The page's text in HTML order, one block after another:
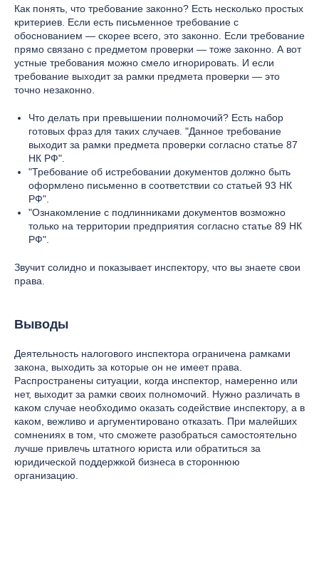
Как понять, что требование законно? Есть несколько простых
критериев. Если есть письменное требование с
обоснованием — скорее всего, это законно. Если требование
прямо связано с предметом проверки — тоже законно. А вот
устные требования можно смело игнорировать. И если
требование выходит за рамки предмета проверки — это
точно незаконно.
Что делать при превышении полномочий? Есть набор
готовых фраз для таких случаев. "Данное требование
выходит за рамки предмета проверки согласно статье 87
НК РФ".
"Требование об истребовании документов должно быть
оформлено письменно в соответствии со статьей 93 НК
РФ".
"Ознакомление с подлинниками документов возможно
только на территории предприятия согласно статье 89 НК
РФ".
Звучит солидно и показывает инспектору, что вы знаете свои
права.
Выводы
Деятельность налогового инспектора ограничена рамками
закона, выходить за которые он не имеет права.
Распространены ситуации, когда инспектор, намеренно или
нет, выходит за рамки своих полномочий. Нужно различать в
каком случае необходимо оказать содействие инспектору, а в
каком, вежливо и аргументировано отказать. При малейших
сомнениях в том, что сможете разобраться самостоятельно
лучше привлечь штатного юриста или обратиться за
юридической поддержкой бизнеса в стороннюю
организацию.